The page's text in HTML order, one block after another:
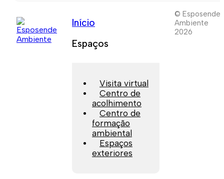
Início
Espaços
Visita virtual
Centro de
acolhimento
Centro de
formação
ambiental
Espaços
exteriores
© Esposende
Ambiente
2026